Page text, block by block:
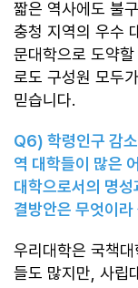
짧은 역사에도 불
충청 지역의 우수
문대학으로 도약
로도 구성원 모두
믿습니다.
Q6) 학령인구 감
역 대학들이 많은
대학으로서의 명
결방안은 무엇이
우리대학은 국책
들도 많지만, 사립